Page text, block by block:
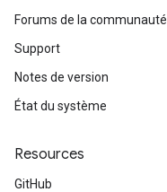
Forums de la communauté
Support
Notes de version
État du système
Resources
GitHub